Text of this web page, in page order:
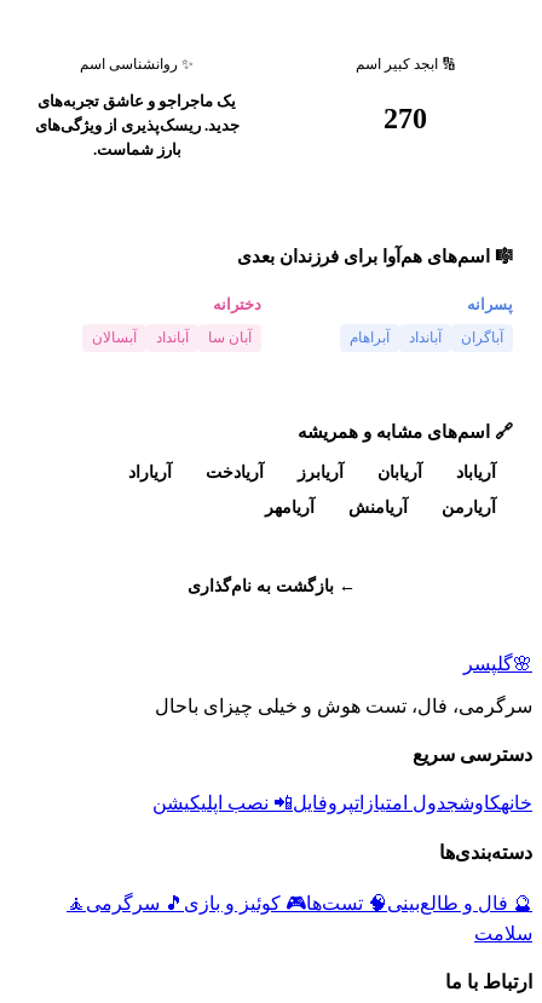
🔢 ابجد کبیر اسم
270
✨ روانشناسی اسم
یک ماجراجو و عاشق تجربه‌های
جدید. ریسک‌پذیری از ویژگی‌های
بارز شماست.
🎼 اسم‌های هم‌آوا برای فرزندان بعدی
پسرانه
آباگران آبانداد آبراهام
دخترانه
آبان سا آبانداد آبسالان
🔗 اسم‌های مشابه و همریشه
آریاباد آریابان آریابرز آریادخت
آریاراد
آریارمن
آریامنش آریامهر
← بازگشت به نام‌گذاری
🌸گلپسر
سرگرمی، فال، تست هوش و خیلی چیزای باحال
دسترسی سریع
خانهکاوشجدول امتیازاتپروفایل📲 نصب اپلیکیشن
دسته‌بندی‌ها
🔮 فال و طالع‌بینی🧠 تست‌ها🎮 کوئیز و بازی 🎵 سرگرمی 🧘
سلامت
ارتباط با ما